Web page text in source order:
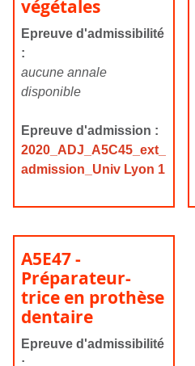
végétales
Epreuve d'admissibilité
:
aucune annale
disponible
Epreuve d'admission :
2020_ADJ_A5C45_ext_
admission_Univ Lyon 1
A5E47 -
Préparateur-
trice en prothèse
dentaire
Epreuve d'admissibilité